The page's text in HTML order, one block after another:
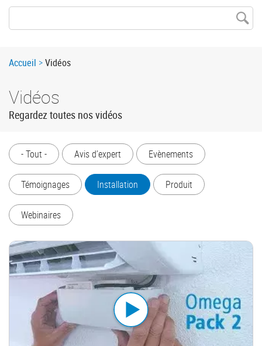
Breadcrumb
Accueil Vidéos
Vidéos
Regardez toutes nos vidéos
- Tout - Avis d’expert Evènements
Témoignages Installation Produit
Webinaires